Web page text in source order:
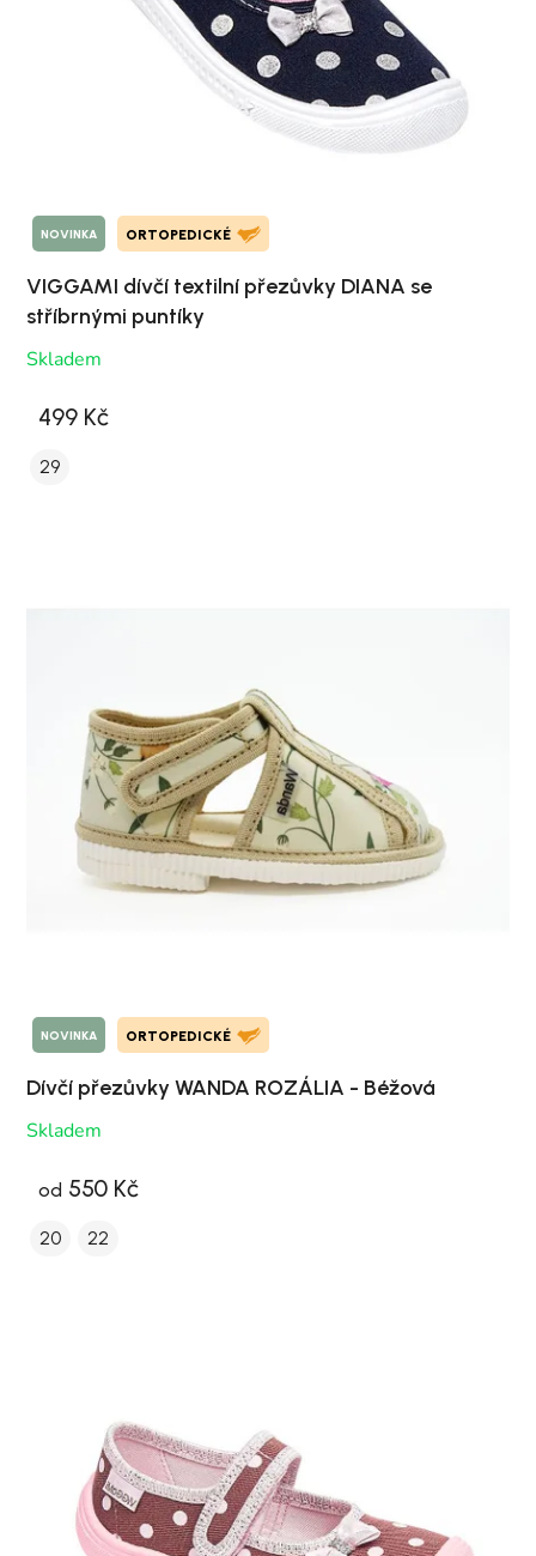
NOVINKA ORTOPEDICKÉ
VIGGAMI dívčí textilní přezůvky DIANA se
stříbrnými puntíky
Skladem
499 Kč
29
NOVINKA ORTOPEDICKÉ
Dívčí přezůvky WANDA ROZÁLIA - Béžová
Skladem
od 550 Kč
20 22